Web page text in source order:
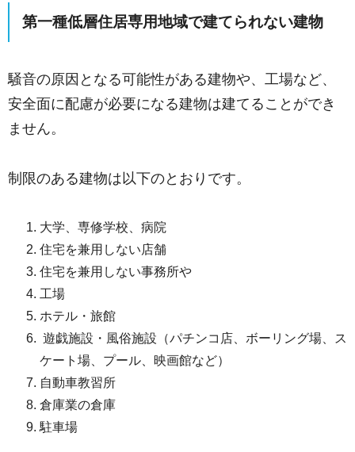
第一種低層住居専用地域で建てられない建物
騒音の原因となる可能性がある建物や、工場など、
安全面に配慮が必要になる建物は建てることができ
ません。
制限のある建物は以下のとおりです。
大学、専修学校、病院
住宅を兼用しない店舗
住宅を兼用しない事務所や
工場
ホテル・旅館
遊戯施設・風俗施設（パチンコ店、ボーリング場、ス
ケート場、プール、映画館など）
自動車教習所
倉庫業の倉庫
駐車場